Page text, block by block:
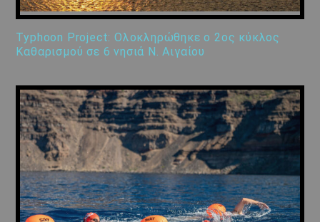
Typhoon Project: Ολοκληρώθηκε ο 2ος κύκλος
Καθαρισμού σε 6 νησιά Ν. Αιγαίου